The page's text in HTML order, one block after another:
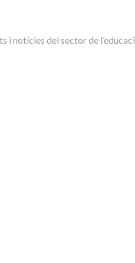
i notícies del sector de